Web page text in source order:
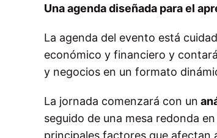
Una agenda diseñada para el
La agenda del evento está
económico y financiero y
y negocios en un formato
La jornada comenzará con un
seguido de una mesa redonda